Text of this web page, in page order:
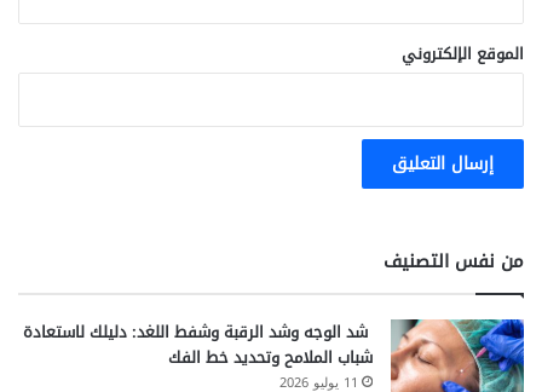
الموقع الإلكتروني
من نفس التصنيف
شد الوجه وشد الرقبة وشفط اللغد: دليلك لاستعادة
شباب الملامح وتحديد خط الفك
11 يوليو 2026